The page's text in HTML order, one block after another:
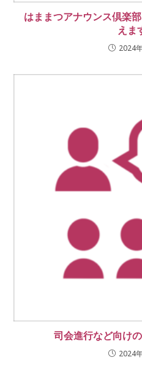
はままつアナウンス倶楽
えま
2024
司会進行など向け
2024